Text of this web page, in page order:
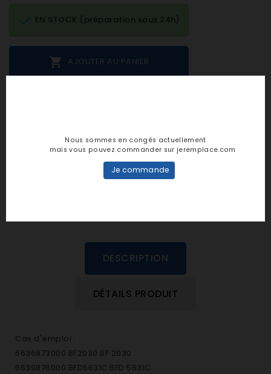
 AJOUTER AU PANIER
EN STOCK (préparation sous 24h)
personne n'a encore posté d'avis
DESCRIPTION
DÉTAILS PRODUIT
Cas d'emploi :
6636873000 BF2030 BF 2030
6639876000 BFD5631C BFD 5631C
Nous sommes en congés actuellement
mais vous pouvez commander sur jeremplace.com
Je commande